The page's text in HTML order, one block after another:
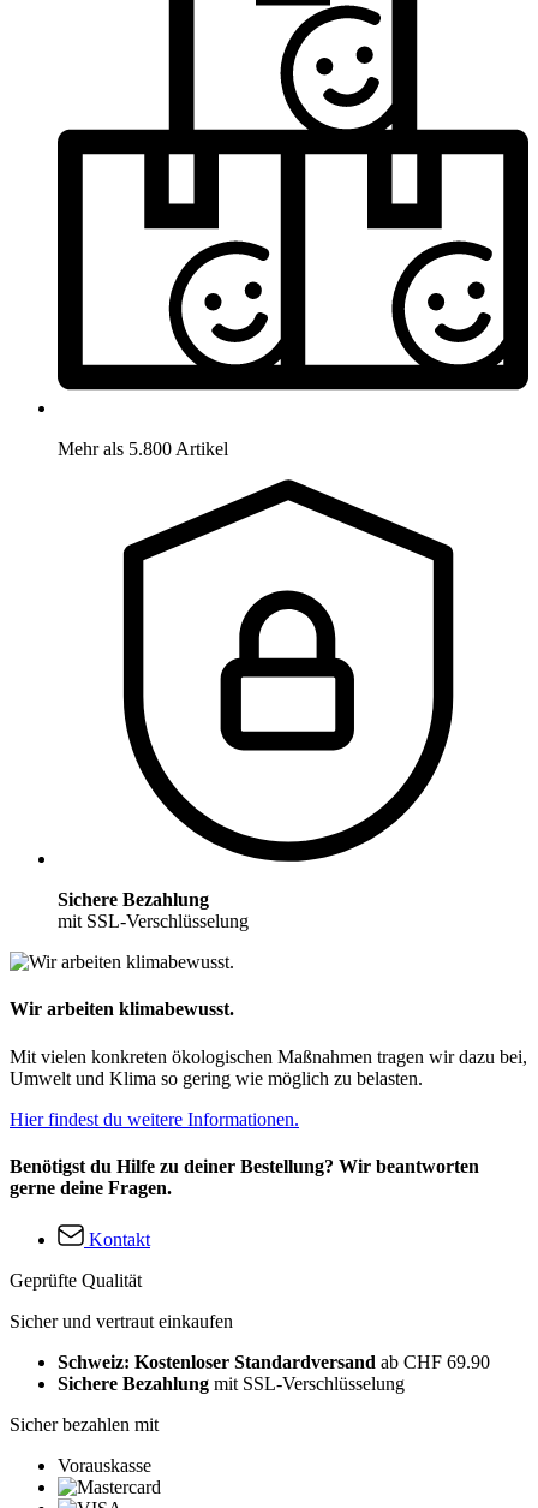
Mehr als 5.800 Artikel
Sichere Bezahlung
mit SSL-Verschlüsselung
Wir arbeiten klimabewusst.
Mit vielen konkreten ökologischen Maßnahmen tragen wir dazu bei,
Umwelt und Klima so gering wie möglich zu belasten.
Hier findest du weitere Informationen.
Benötigst du Hilfe zu deiner Bestellung? Wir beantworten
gerne deine Fragen.
Kontakt
Geprüfte Qualität
Sicher und vertraut einkaufen
Schweiz: Kostenloser Standardversand ab CHF 69.90
Sichere Bezahlung mit SSL-Verschlüsselung
Sicher bezahlen mit
Vorauskasse